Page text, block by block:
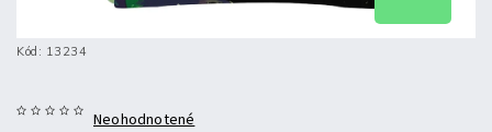
Kód: 13234
Neohodnotené